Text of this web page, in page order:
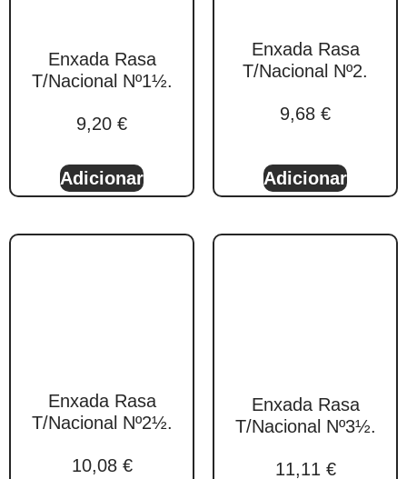
Enxada Rasa
T/Nacional Nº1½.
9,20 €
Adicionar
Enxada Rasa
T/Nacional Nº2.
9,68 €
Adicionar
Enxada Rasa
T/Nacional Nº2½.
10,08 €
Enxada Rasa
T/Nacional Nº3½.
11,11 €